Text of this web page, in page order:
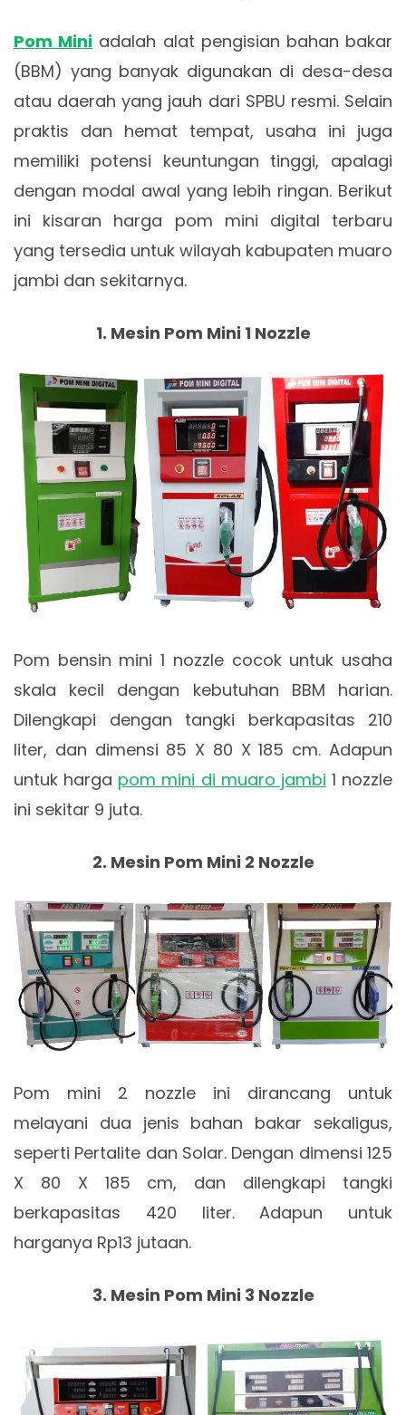
Pom Mini adalah alat pengisian bahan bakar
(BBM) yang banyak digunakan di desa-desa
atau daerah yang jauh dari SPBU resmi. Selain
praktis dan hemat tempat, usaha ini juga
memiliki potensi keuntungan tinggi, apalagi
dengan modal awal yang lebih ringan. Berikut
ini kisaran harga pom mini digital terbaru
yang tersedia untuk wilayah kabupaten muaro
jambi dan sekitarnya.
1. Mesin Pom Mini 1 Nozzle
Pom bensin mini 1 nozzle cocok untuk usaha
skala kecil dengan kebutuhan BBM harian.
Dilengkapi dengan tangki berkapasitas 210
liter, dan dimensi 85 X 80 X 185 cm. Adapun
untuk harga pom mini di muaro jambi 1 nozzle
ini sekitar 9 juta.
2. Mesin Pom Mini 2 Nozzle
Pom mini 2 nozzle ini dirancang untuk
melayani dua jenis bahan bakar sekaligus,
seperti Pertalite dan Solar. Dengan dimensi 125
X 80 X 185 cm, dan dilengkapi tangki
berkapasitas 420 liter. Adapun untuk
harganya Rp13 jutaan.
3. Mesin Pom Mini 3 Nozzle